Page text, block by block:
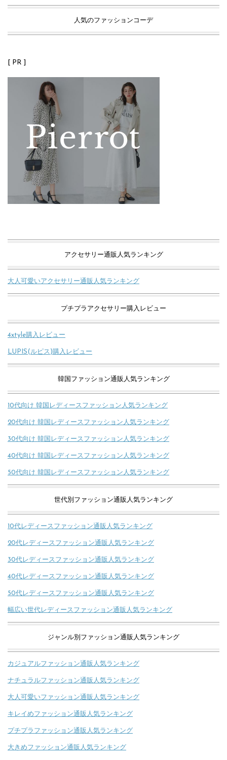
人気のファッションコーデ
[ PR ]
アクセサリー通販人気ランキング
大人可愛いアクセサリー通販人気ランキング
プチプラアクセサリー購入レビュー
4xtyle購入レビュー
LUPIS(ルピス)購入レビュー
韓国ファッション通販人気ランキング
10代向け 韓国レディースファッション人気ランキング
20代向け 韓国レディースファッション人気ランキング
30代向け 韓国レディースファッション人気ランキング
40代向け 韓国レディースファッション人気ランキング
50代向け 韓国レディースファッション人気ランキング
世代別ファッション通販人気ランキング
10代レディースファッション通販人気ランキング
20代レディースファッション通販人気ランキング
30代レディースファッション通販人気ランキング
40代レディースファッション通販人気ランキング
50代レディースファッション通販人気ランキング
幅広い世代レディースファッション通販人気ランキング
ジャンル別ファッション通販人気ランキング
カジュアルファッション通販人気ランキング
ナチュラルファッション通販人気ランキング
大人可愛いファッション通販人気ランキング
キレイめファッション通販人気ランキング
プチプラファッション通販人気ランキング
大きめファッション通販人気ランキング